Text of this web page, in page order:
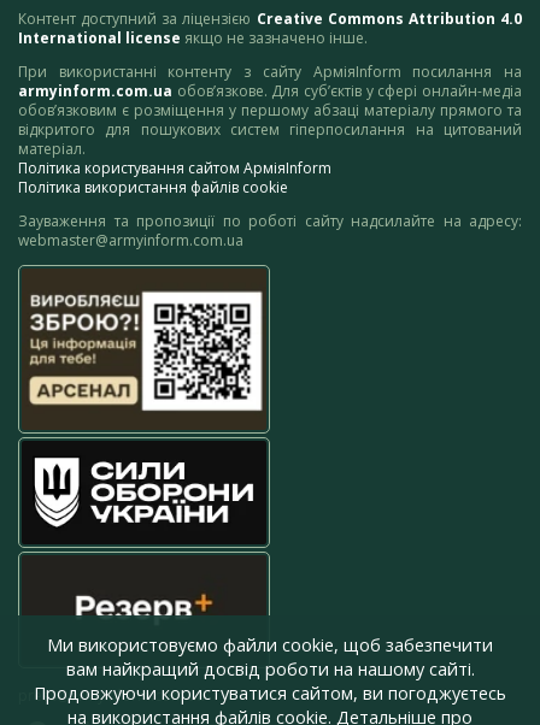
Контент доступний за ліцензією Creative Commons Attribution 4.0
International license якщо не зазначено інше.
При використанні контенту з сайту АрміяInform посилання на
armyinform.com.ua обов’язкове. Для суб’єктів у сфері онлайн-медіа
обов’язковим є розміщення у першому абзаці матеріалу прямого та
відкритого для пошукових систем гіперпосилання на цитований
матеріал.
Політика користування сайтом АрміяInform
Політика використання файлів cookie
Зауваження та пропозиції по роботі сайту надсилайте на адресу:
webmaster@armyinform.com.ua
press@armyinform.com.ua
Ми використовуємо файли cookie, щоб забезпечити
вам найкращий досвід роботи на нашому сайті.
Продовжуючи користуватися сайтом, ви погоджуєтесь
на використання файлів cookie. Детальніше про